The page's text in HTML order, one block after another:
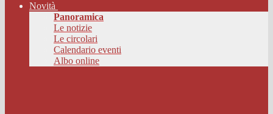
Novità
Panoramica
Le notizie
Le circolari
Calendario eventi
Albo online